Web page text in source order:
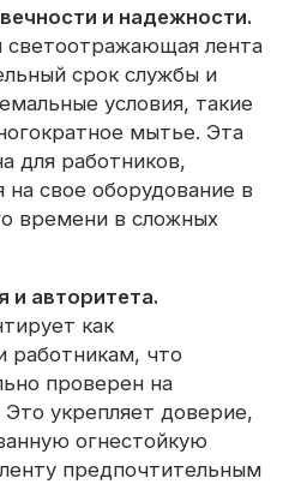
и надежности.
светоотражающая лента
срок службы и
условия, такие
мытье. Эта
для работников,
на свое оборудование в
времени в сложных
и авторитета.
как
работникам, что
проверен на
Это укрепляет доверие,
огнестойкую
предпочтительным